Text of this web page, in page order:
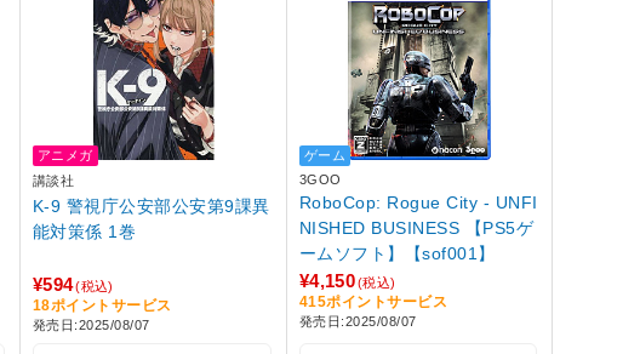
アニメガ
講談社
K-9 警視庁公安部公安第9課異
能対策係 1巻
¥594(税込)
18ポイントサービス
発売日:2025/08/07
ゲーム
3GOO
RoboCop: Rogue City - UNFI
NISHED BUSINESS 【PS5ゲ
ームソフト】【sof001】
¥4,150(税込)
415ポイントサービス
発売日:2025/08/07